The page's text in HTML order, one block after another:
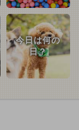
今日は何の
日？